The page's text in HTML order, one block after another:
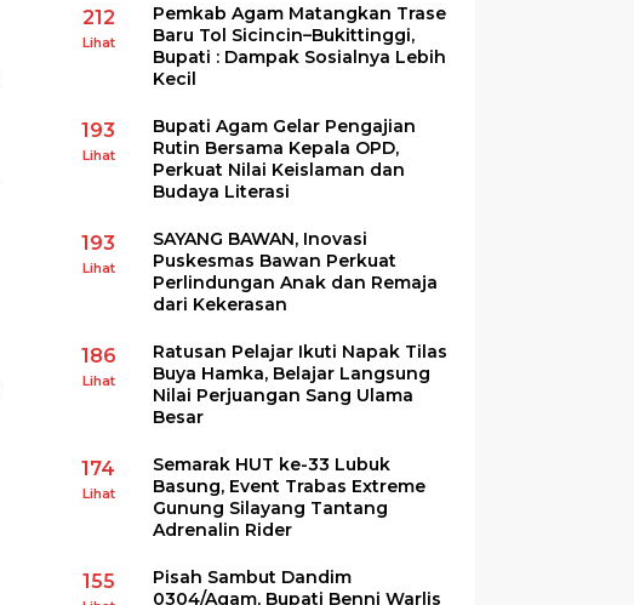
212
Lihat
Pemkab Agam Matangkan Trase
Baru Tol Sicincin–Bukittinggi,
Bupati : Dampak Sosialnya Lebih
Kecil
193
Lihat
Bupati Agam Gelar Pengajian
Rutin Bersama Kepala OPD,
Perkuat Nilai Keislaman dan
Budaya Literasi
193
Lihat
SAYANG BAWAN, Inovasi
Puskesmas Bawan Perkuat
Perlindungan Anak dan Remaja
dari Kekerasan
186
Lihat
Ratusan Pelajar Ikuti Napak Tilas
Buya Hamka, Belajar Langsung
Nilai Perjuangan Sang Ulama
Besar
174
Lihat
Semarak HUT ke-33 Lubuk
Basung, Event Trabas Extreme
Gunung Silayang Tantang
Adrenalin Rider
155
Pisah Sambut Dandim
0304/Agam, Bupati Benni Warlis